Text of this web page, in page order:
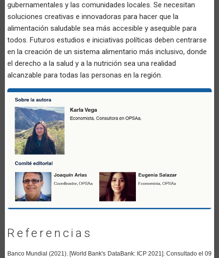
gubernamentales y las comunidades locales. Se necesitan
soluciones creativas e innovadoras para hacer que la
alimentación saludable sea más accesible y asequible para
todos. Futuros estudios e iniciativas políticas deben centrarse
en la creación de un sistema alimentario más inclusivo, donde
el derecho a la salud y a la nutrición sea una realidad
alcanzable para todas las personas en la región.
Referencias
Banco Mundial (2021). [World Bank's DataBank: ICP 2021]. Consultado el 09